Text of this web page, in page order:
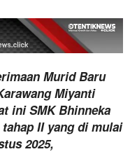
Murid Baru
Miyanti
ini SMK Bhinneka
II yang di mulai
2025,